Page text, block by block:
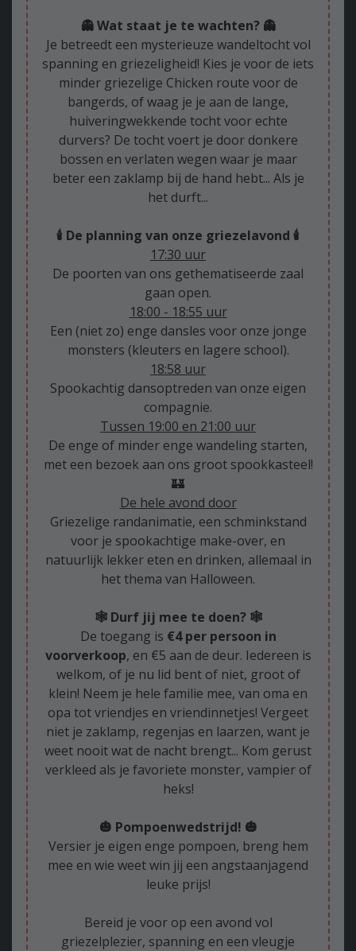
👻 Wat staat je te wachten? 👻
Je betreedt een mysterieuze wandeltocht vol
spanning en griezeligheid! Kies je voor de iets
minder griezelige Chicken route voor de
bangerds, of waag je je aan de lange,
huiveringwekkende tocht voor echte
durvers? De tocht voert je door donkere
bossen en verlaten wegen waar je maar
beter een zaklamp bij de hand hebt... Als je
het durft...
🕯️ De planning van onze griezelavond 🕯️
17:30 uur
De poorten van ons gethematiseerde zaal
gaan open.
18:00 - 18:55 uur
Een (niet zo) enge dansles voor onze jonge
monsters (kleuters en lagere school).
18:58 uur
Spookachtig dansoptreden van onze eigen
compagnie.
Tussen 19:00 en 21:00 uur
De enge of minder enge wandeling starten,
met een bezoek aan ons groot spookkasteel!
🏰
De hele avond door
Griezelige randanimatie, een schminkstand
voor je spookachtige make-over, en
natuurlijk lekker eten en drinken, allemaal in
het thema van Halloween.
🕸️ Durf jij mee te doen? 🕸️
De toegang is €4 per persoon in
voorverkoop, en €5 aan de deur. Iedereen is
welkom, of je nu lid bent of niet, groot of
klein! Neem je hele familie mee, van oma en
opa tot vriendjes en vriendinnetjes! Vergeet
niet je zaklamp, regenjas en laarzen, want je
weet nooit wat de nacht brengt... Kom gerust
verkleed als je favoriete monster, vampier of
heks!
🎃 Pompoenwedstrijd! 🎃
Versier je eigen enge pompoen, breng hem
mee en wie weet win jij een angstaanjagend
leuke prijs!
Bereid je voor op een avond vol
griezelplezier, spanning en een vleugje